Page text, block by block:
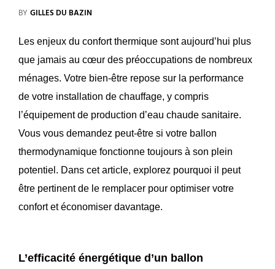
BY GILLES DU BAZIN
Les enjeux du confort thermique sont aujourd’hui plus
que jamais au cœur des préoccupations de nombreux
ménages. Votre bien-être repose sur la performance
de votre installation de chauffage, y compris
l’équipement de production d’eau chaude sanitaire.
Vous vous demandez peut-être si votre ballon
thermodynamique fonctionne toujours à son plein
potentiel. Dans cet article, explorez pourquoi il peut
être pertinent de le remplacer pour optimiser votre
confort et économiser davantage.
L’efficacité énergétique d’un ballon